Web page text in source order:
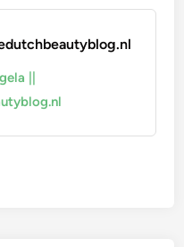
||